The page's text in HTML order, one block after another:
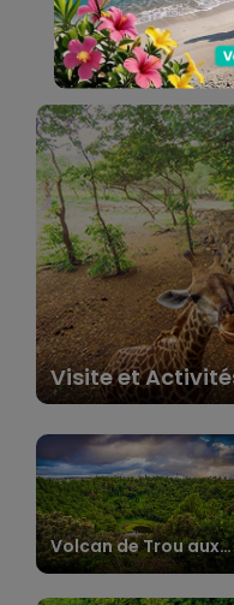
Visite et
Parks
Volcan de Trou aux
Cerfs (endormi)